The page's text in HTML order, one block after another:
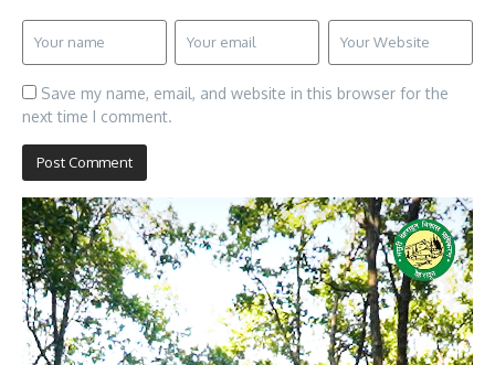
Save my name, email, and website in this browser for the
next time I comment.